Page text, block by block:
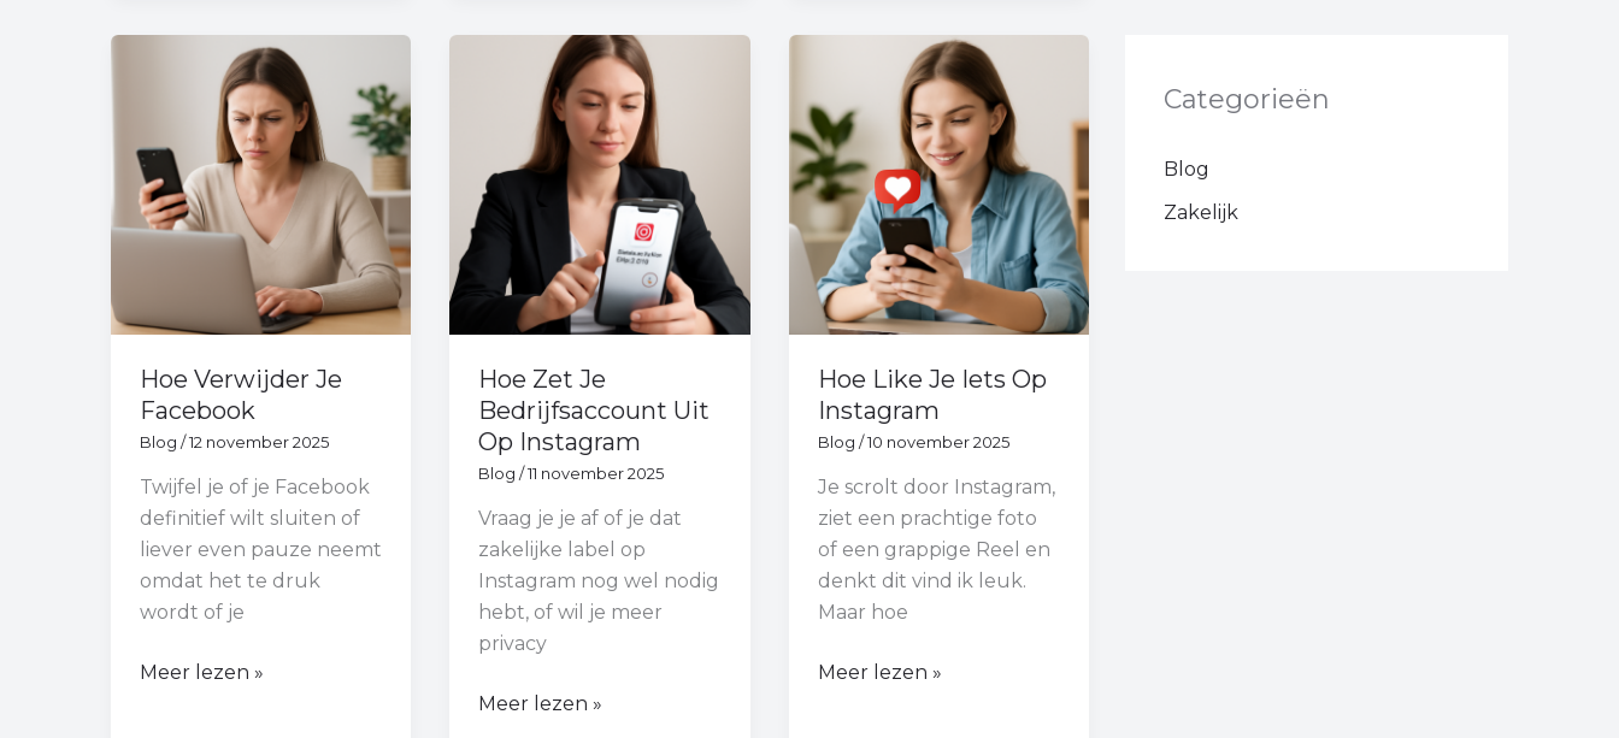
Hoe Verwijder Je
Facebook
Blog /12 november 2025
Twijfel je of je Facebook
definitief wilt sluiten of
liever even pauze neemt
omdat het te druk
wordt of je
Verwijder
Facebook
Meer lezen »
Hoe Zet Je
Bedrijfsaccount Uit
Op Instagram
Blog /11 november 2025
Vraag je je af of je dat
zakelijke label op
Instagram nog wel nodig
hebt, of wil je meer
privacy
Bedrijfsaccount
Uit
Op
Instagram
Meer lezen »
Hoe Like Je Iets Op
Instagram
Blog /10 november 2025
Je scrolt door Instagram,
ziet een prachtige foto
of een grappige Reel en
denkt dit vind ik leuk.
Maar hoe
Je
Iets
Op
Instagram
Meer lezen »
Categorieën
Blog
Zakelijk